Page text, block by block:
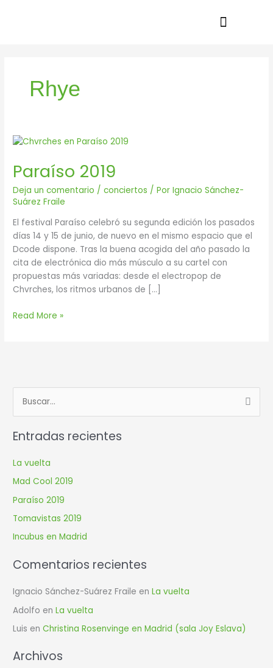
Rhye
Paraíso 2019
Deja un comentario /conciertos / PorIgnacio Sánchez-
Suárez Fraile
El festival Paraíso celebró su segunda edición los pasados
días 14 y 15 de junio, de nuevo en el mismo espacio que el
Dcode dispone. Tras la buena acogida del año pasado la
cita de electrónica dio más músculo a su cartel con
propuestas más variadas: desde el electropop de
Chvrches, los ritmos urbanos de […]
Paraíso
Read More »
u
s
a
r
p
o
r
Entradas recientes
La vuelta
Mad Cool 2019
Paraíso 2019
Tomavistas 2019
Incubus en Madrid
Comentarios recientes
Ignacio Sánchez-Suárez Fraile enLa vuelta
Adolfo enLa vuelta
Luis enChristina Rosenvinge en Madrid (sala Joy Eslava)
Archivos